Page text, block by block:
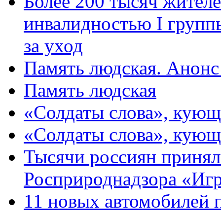
инвалидностью I
за уход
Память людская.
Память людская
«Солдаты слова»,
«Солдаты слова»,
Тысячи россиян
Росприроднадзора
11 новых автомобилей